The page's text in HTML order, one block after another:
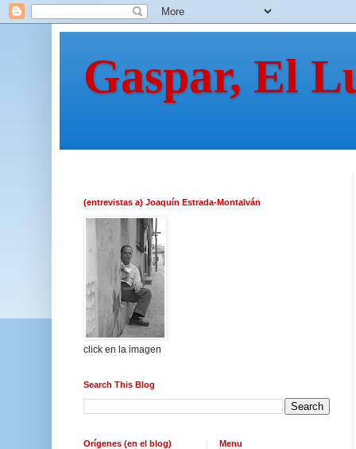
Gaspar, El
(entrevistas a) Joaquín Estrada-Montalván
click en la imagen
Search This Blog
Orígenes (en el blog) Menu